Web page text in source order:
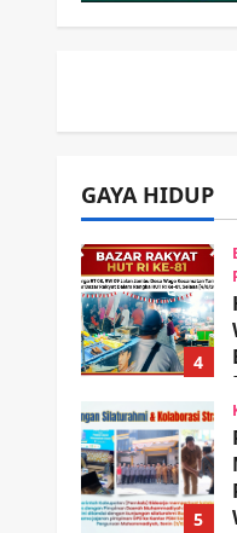
GAYA HIDUP
3
4
5